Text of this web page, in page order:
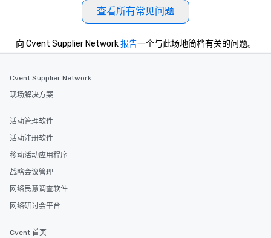
查看所有常见问题
向 Cvent Supplier Network报告一个与此场地简档有关的问题。
Cvent Supplier Network
现场解决方案
活动管理软件
活动注册软件
移动活动应用程序
战略会议管理
网络民意调查软件
网络研讨会平台
Cvent 首页